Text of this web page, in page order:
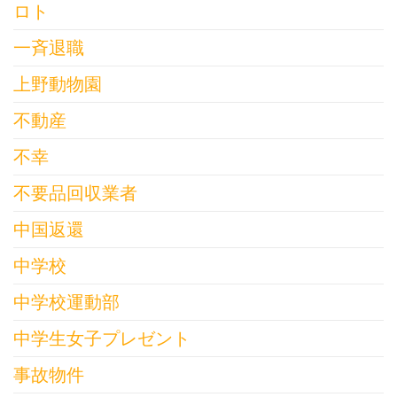
ロト
一斉退職
上野動物園
不動産
不幸
不要品回収業者
中国返還
中学校
中学校運動部
中学生女子プレゼント
事故物件